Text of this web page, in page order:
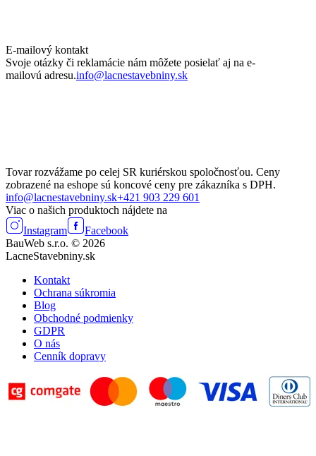
E-mailový kontakt
Svoje otázky či reklamácie nám môžete posielať aj na e-
mailovú adresu.info@lacnestavebniny.sk
Tovar rozvážame po celej SR kuriérskou spoločnosťou. Ceny
zobrazené na eshope sú koncové ceny pre zákazníka s DPH.
info@lacnestavebniny.sk+421 903 229 601
Viac o našich produktoch nájdete na
Instagram
Facebook
BauWeb s.r.o. © 2026
LacneStavebniny.sk
Kontakt
Ochrana súkromia
Blog
Obchodné podmienky
GDPR
O nás
Cenník dopravy